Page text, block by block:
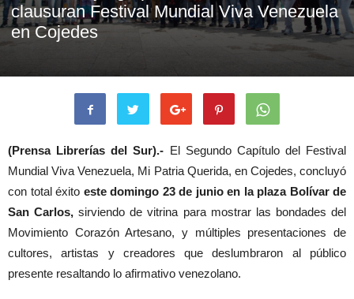
clausuran Festival Mundial Viva Venezuela
en Cojedes
(Prensa Librerías del Sur).- El Segundo Capítulo del Festival
Mundial Viva Venezuela, Mi Patria Querida, en Cojedes, concluyó
con total éxito este domingo 23 de junio en la plaza Bolívar de
San Carlos, sirviendo de vitrina para mostrar las bondades del
Movimiento Corazón Artesano, y múltiples presentaciones de
cultores, artistas y creadores que deslumbraron al público
presente resaltando lo afirmativo venezolano.